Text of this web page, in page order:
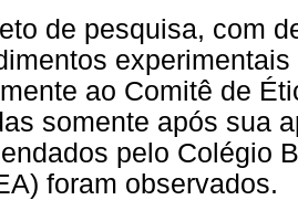
de pesquisa, com
ao Comitê de
somente após sua
pelo Colégio
foram observados.